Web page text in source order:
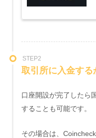
STEP2
取引所に入金する
口座開設が完了したら
することも可能です。
その場合は、